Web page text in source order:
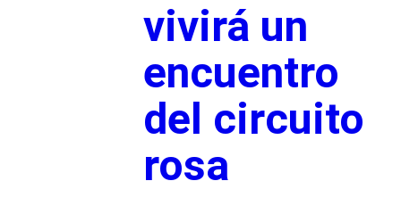
vivirá un
encuentro
del circuito
rosa